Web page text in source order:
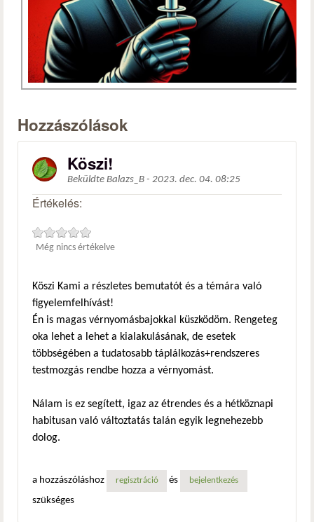
Hozzászólások
Köszi!
Beküldte Balazs_B - 2023. dec. 04. 08:25
Értékelés:
Még nincs értékelve
Köszi Kami a részletes bemutatót és a témára való
figyelemfelhívást!
Én is magas vérnyomásbajokkal küszködöm. Rengeteg
oka lehet a lehet a kialakulásának, de esetek
többségében a tudatosabb táplálkozás+rendszeres
testmozgás rendbe hozza a vérnyomást.
Nálam is ez segített, igaz az étrendes és a hétköznapi
habitusan való változtatás talán egyik legnehezebb
dolog.
a hozzászóláshoz regisztráció és bejelentkezés
szükséges